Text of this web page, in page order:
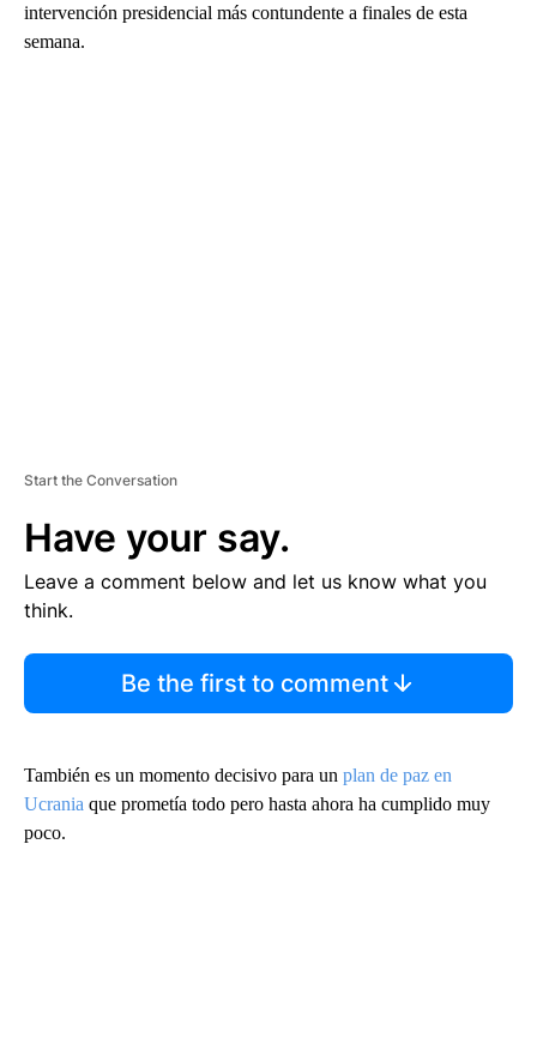
intervención presidencial más contundente a finales de esta
semana.
Start the Conversation
Have your say.
Leave a comment below and let us know what you
think.
Be the first to comment
También es un momento decisivo para un plan de paz en
Ucrania que prometía todo pero hasta ahora ha cumplido muy
poco.